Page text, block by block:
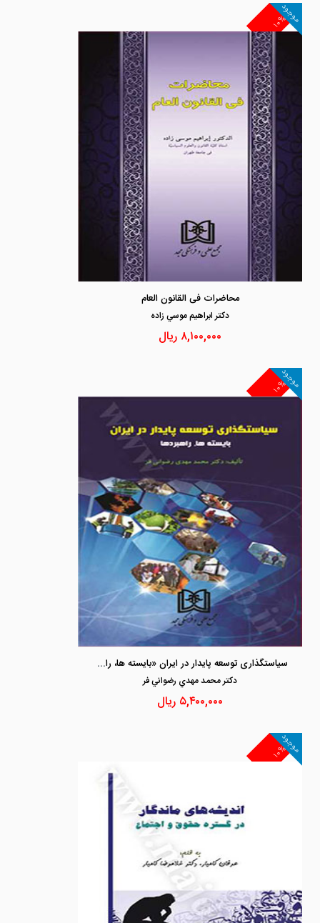
۱۰%
موجود
محاضرات فی القانون العام
دكتر ابراهيم موسي زاده
۸,۱۰۰,۰۰۰ ریال
۱۰%
موجود
سیاستگذاری توسعه پایدار در ایران «بایسته ها، راهبردها»
دكتر محمد مهدي رضواني فر
۵,۴۰۰,۰۰۰ ریال
۱۰%
موجود